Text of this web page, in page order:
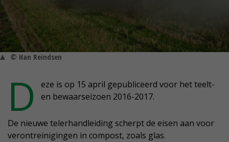
© Han Reindsen
D
eze is op 15 april gepubliceerd voor het teelt-
en bewaarseizoen 2016-2017.
De nieuwe telerhandleiding scherpt de eisen aan voor
verontreinigingen in compost, zoals glas.